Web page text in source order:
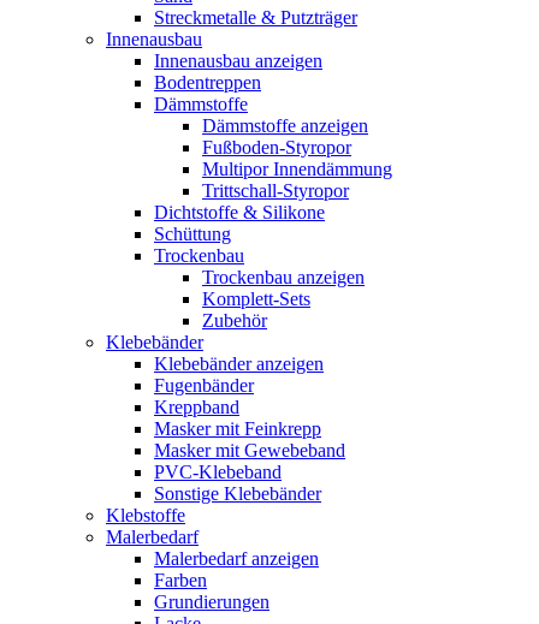
Streckmetalle & Putzträger
Innenausbau
Innenausbau anzeigen
Bodentreppen
Dämmstoffe
Dämmstoffe anzeigen
Fußboden-Styropor
Multipor Innendämmung
Trittschall-Styropor
Dichtstoffe & Silikone
Schüttung
Trockenbau
Trockenbau anzeigen
Komplett-Sets
Zubehör
Klebebänder
Klebebänder anzeigen
Fugenbänder
Kreppband
Masker mit Feinkrepp
Masker mit Gewebeband
PVC-Klebeband
Sonstige Klebebänder
Klebstoffe
Malerbedarf
Malerbedarf anzeigen
Farben
Grundierungen